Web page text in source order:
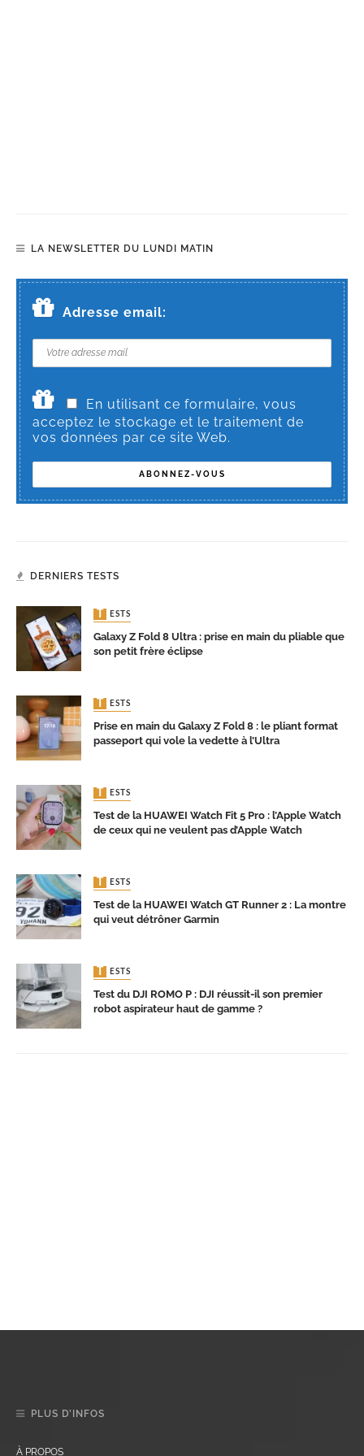
LA NEWSLETTER DU LUNDI MATIN
Adresse email:
En utilisant ce formulaire, vous
acceptez le stockage et le traitement de
vos données par ce site Web.
DERNIERS TESTS
TESTS
Galaxy Z Fold 8 Ultra : prise en main du pliable que
son petit frère éclipse
TESTS
Prise en main du Galaxy Z Fold 8 : le pliant format
passeport qui vole la vedette à l’Ultra
TESTS
Test de la HUAWEI Watch Fit 5 Pro : l’Apple Watch
de ceux qui ne veulent pas d’Apple Watch
TESTS
Test de la HUAWEI Watch GT Runner 2 : La montre
qui veut détrôner Garmin
TESTS
Test du DJI ROMO P : DJI réussit-il son premier
robot aspirateur haut de gamme ?
PLUS D’INFOS
À PROPOS